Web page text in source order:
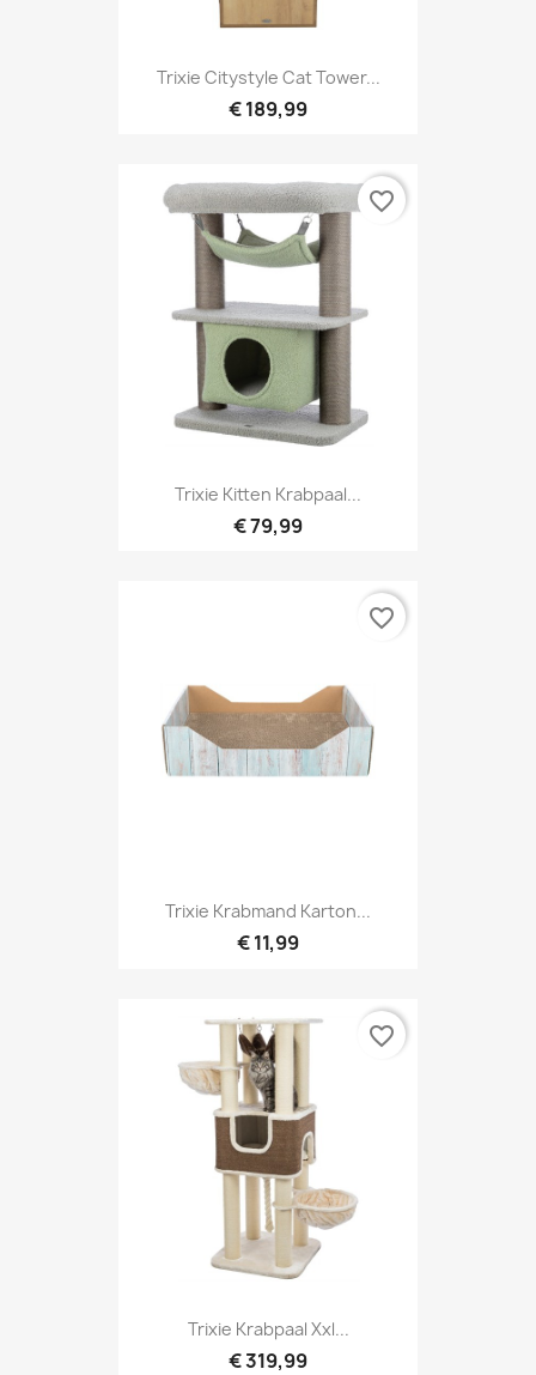
Trixie Citystyle Cat Tower...
€ 189,99
Trixie Kitten Krabpaal...
€ 79,99
favorite_border
Trixie Krabmand Karton...
€ 11,99
favorite_border
Trixie Krabpaal Xxl...
€ 319,99
favorite_border